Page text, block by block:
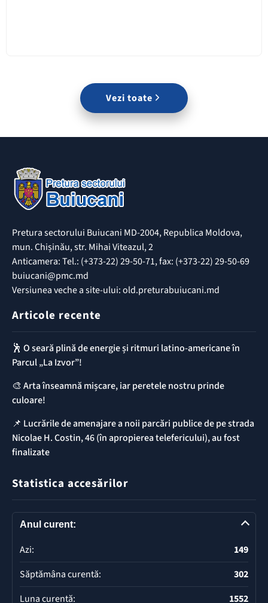
Vezi toate
Pretura sectorului Buiucani MD-2004, Republica Moldova,
mun. Chișinău, str. Mihai Viteazul, 2
Anticamera: Tel.: (+373-22) 29-50-71, fax: (+373-22) 29-50-69
buiucani@pmc.md
Versiunea veche a site-ului: old.preturabuiucani.md
Articole recente
🕺 O seară plină de energie și ritmuri latino-americane în
Parcul „La Izvor”!
🎨 Arta înseamnă mișcare, iar peretele nostru prinde
culoare!
📌 ​Lucrările de amenajare a noii parcări publice de pe strada
Nicolae H. Costin, 46 (în apropierea telefericului), au fost
finalizate
Statistica accesărilor
Anul curent:
Azi:
149
Săptămâna curentă:
302
Luna curentă:
1552